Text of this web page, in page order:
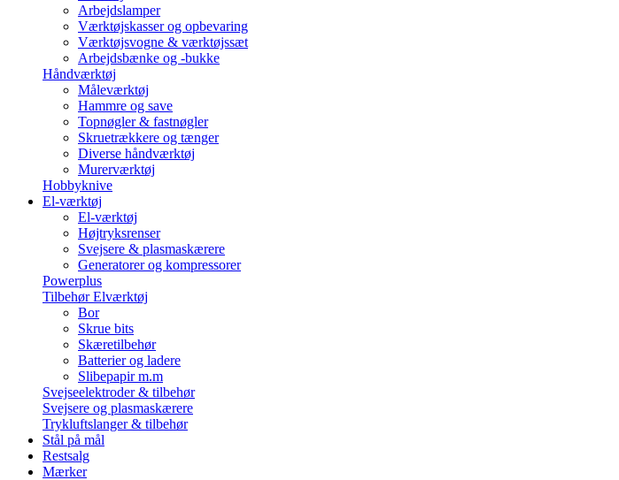
Arbejdslamper
Værktøjskasser og opbevaring
Værktøjsvogne & værktøjssæt
Arbejdsbænke og -bukke
Håndværktøj
Måleværktøj
Hammre og save
Topnøgler & fastnøgler
Skruetrækkere og tænger
Diverse håndværktøj
Murerværktøj
Hobbyknive
El-værktøj
El-værktøj
Højtryksrenser
Svejsere & plasmaskærere
Generatorer og kompressorer
Powerplus
Tilbehør Elværktøj
Bor
Skrue bits
Skæretilbehør
Batterier og ladere
Slibepapir m.m
Svejseelektroder & tilbehør
Svejsere og plasmaskærere
Trykluftslanger & tilbehør
Stål på mål
Restsalg
Mærker